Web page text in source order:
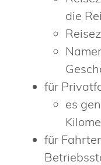
die
für
es
für